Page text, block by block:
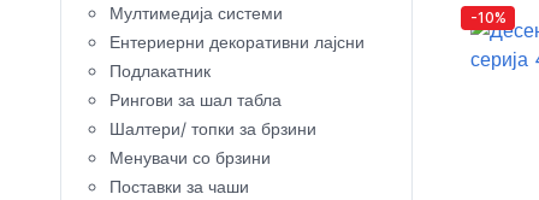
Мултимедија системи
Ентериерни декоративни лајсни
Подлакатник
Рингови за шал табла
Шалтери/ топки за брзини
Менувачи со брзини
Поставки за чаши
-10%